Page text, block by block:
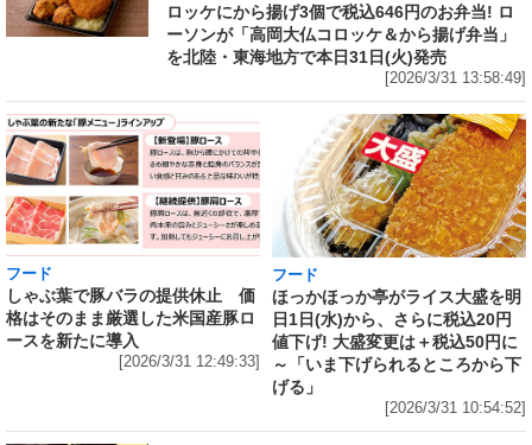
ロッケにから揚げ3個で税込646円のお弁当! ロ
ーソンが「高岡大仏コロッケ＆から揚げ弁当」
を北陸・東海地方で本日31日(火)発売
[2026/3/31 13:58:49]
フード
しゃぶ葉で豚バラの提供休止 価
格はそのまま厳選した米国産豚ロ
ースを新たに導入
[2026/3/31 12:49:33]
フード
ほっかほっか亭がライス大盛を明
日1日(水)から、さらに税込20円
値下げ! 大盛変更は＋税込50円に
～「いま下げられるところから下
げる」
[2026/3/31 10:54:52]